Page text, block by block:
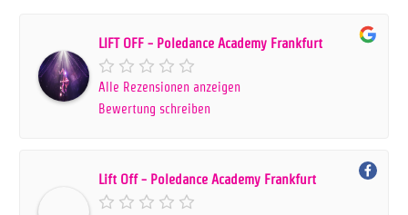
LIFT OFF - Poledance Academy Frankfurt
Alle Rezensionen anzeigen
Bewertung schreiben
Lift Off - Poledance Academy Frankfurt